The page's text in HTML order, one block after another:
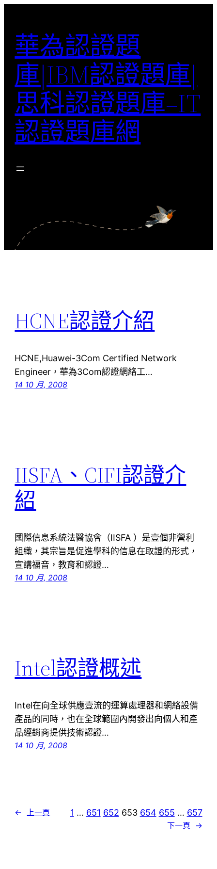
華為認證題
庫|IBM認證題庫|
思科認證題庫–IT
認證題庫網
HCNE認證介紹
HCNE,Huawei-3Com Certified Network
Engineer，華為3Com認證網絡工…
14 10 月, 2008
IISFA、CIFI認證介
紹
國際信息系統法醫協會（IISFA ）是壹個非營利
組織，其宗旨是促進學科的信息在取證的形式，
宣講福音，教育和認證…
14 10 月, 2008
Intel認證概述
Intel在向全球供應壹流的運算處理器和網絡設備
產品的同時，也在全球範圍內開發出向個人和產
品經銷商提供技術認證…
14 10 月, 2008
← 上一頁 1 … 651 652 653 654 655 … 657
下一頁 →